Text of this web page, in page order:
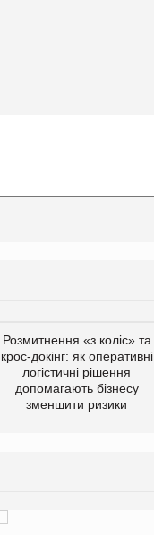
Розмитнення «з коліс» та
крос-докінг: як оперативні
логістичні рішення
допомагають бізнесу
зменшити ризики